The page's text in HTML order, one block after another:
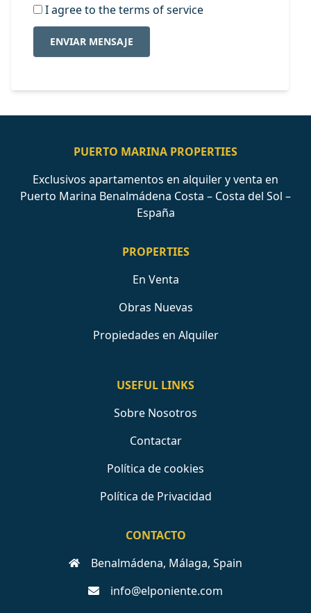
I agree to the terms of service
ENVIAR MENSAJE
PUERTO MARINA PROPERTIES
Exclusivos apartamentos en alquiler y venta en
Puerto Marina Benalmádena Costa – Costa del Sol –
España
PROPERTIES
En Venta
Obras Nuevas
Propiedades en Alquiler
USEFUL LINKS
Sobre Nosotros
Contactar
Política de cookies
Política de Privacidad
CONTACTO
Benalmádena, Málaga, Spain
info@elponiente.com